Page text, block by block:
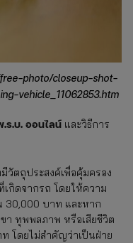
photo/closeup-shot-
vehicle_11062853.htm
ร.บ. ออนไลน์ และวิธีการ
ตถุประสงค์เพื่อคุ้มครอง
กิดจากรถ โดยให้ความ
30,000 บาท และหาก
า ทุพพลภาพ หรือเสียชีวิต
โดยไม่สำคัญว่าเป็นฝ่าย